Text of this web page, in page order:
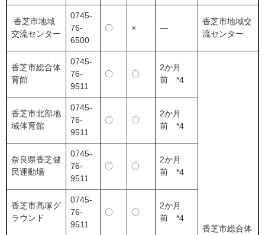
香芝市地域
交流センター
0745-
76-
6500
〇 × ―
香芝市地域交
流センター
香芝市総合体
育館
0745-
76-
9511
〇 〇
2か月
前 *4
香芝市総合体
香芝市北部地
域体育館
0745-
76-
9511
〇 〇
2か月
前 *4
奈良県香芝健
民運動場
0745-
76-
9511
〇 〇
2か月
前 *4
香芝市高塚グ
ラウンド
0745-
76-
9511
〇 〇
2か月
前 *4